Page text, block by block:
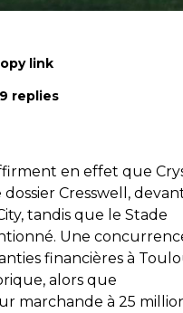
link
replies
en effet que
Cresswell,
tandis que le Stade
Une
financières à
alors que
marchande à 25